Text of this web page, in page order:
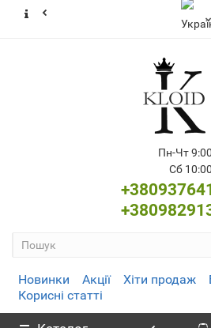
Пн-Чт
Сб
Новинки Акції Хіти продаж
Корисні статті